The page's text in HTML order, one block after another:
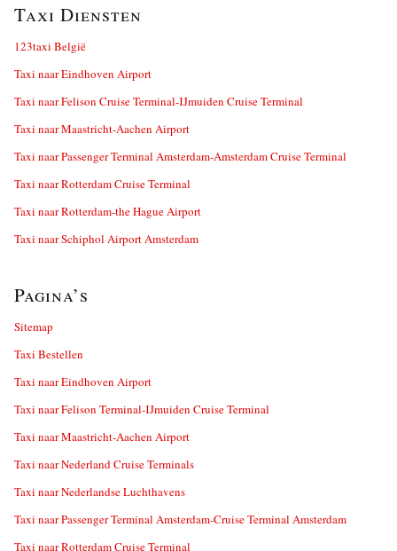
Taxi Diensten
123taxi België
Taxi naar Eindhoven Airport
Taxi naar Felison Cruise Terminal-IJmuiden Cruise Terminal
Taxi naar Maastricht-Aachen Airport
Taxi naar Passenger Terminal Amsterdam-Amsterdam Cruise Terminal
Taxi naar Rotterdam Cruise Terminal
Taxi naar Rotterdam-the Hague Airport
Taxi naar Schiphol Airport Amsterdam
Pagina’s
Sitemap
Taxi Bestellen
Taxi naar Eindhoven Airport
Taxi naar Felison Terminal-IJmuiden Cruise Terminal
Taxi naar Maastricht-Aachen Airport
Taxi naar Nederland Cruise Terminals
Taxi naar Nederlandse Luchthavens
Taxi naar Passenger Terminal Amsterdam-Cruise Terminal Amsterdam
Taxi naar Rotterdam Cruise Terminal